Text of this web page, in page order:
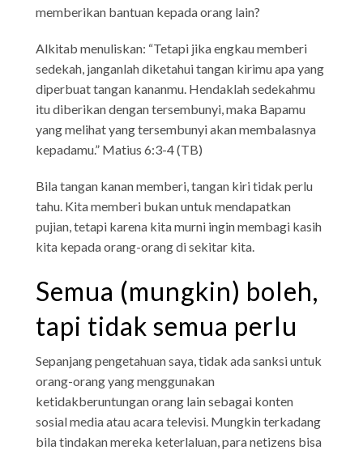
memberikan bantuan kepada orang lain?
Alkitab menuliskan: “Tetapi jika engkau memberi
sedekah, janganlah diketahui tangan kirimu apa yang
diperbuat tangan kananmu. Hendaklah sedekahmu
itu diberikan dengan tersembunyi, maka Bapamu
yang melihat yang tersembunyi akan membalasnya
kepadamu.” Matius 6:3-4 (TB)
Bila tangan kanan memberi, tangan kiri tidak perlu
tahu. Kita memberi bukan untuk mendapatkan
pujian, tetapi karena kita murni ingin membagi kasih
kita kepada orang-orang di sekitar kita.
Semua (mungkin) boleh,
tapi tidak semua perlu
Sepanjang pengetahuan saya, tidak ada sanksi untuk
orang-orang yang menggunakan
ketidakberuntungan orang lain sebagai konten
sosial media atau acara televisi. Mungkin terkadang
bila tindakan mereka keterlaluan, para netizens bisa